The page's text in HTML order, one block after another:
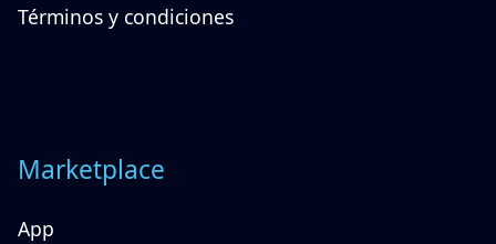
Términos y condiciones
Marketplace
App